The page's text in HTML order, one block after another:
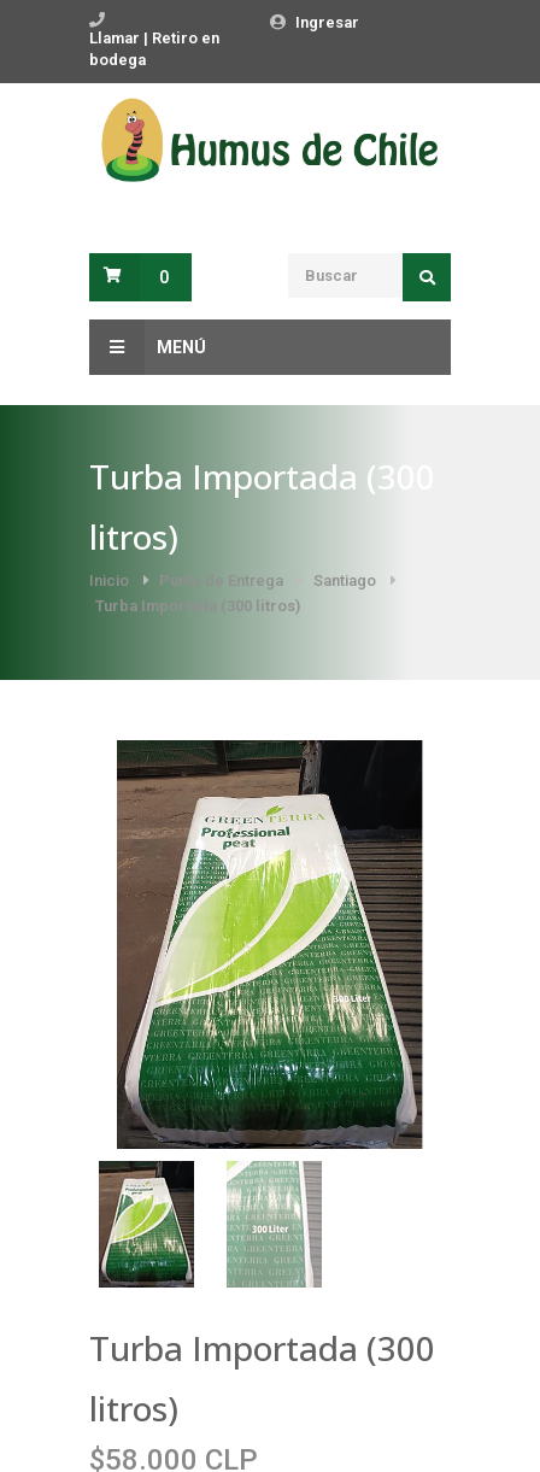
Llamar | Retiro en
bodega
Ingresar
0
MENÚ
Turba Importada (300
litros)
Inicio Punto de Entrega
Santiago
Turba Importada (300 litros)
Turba Importada (300
litros)
$58.000 CLP